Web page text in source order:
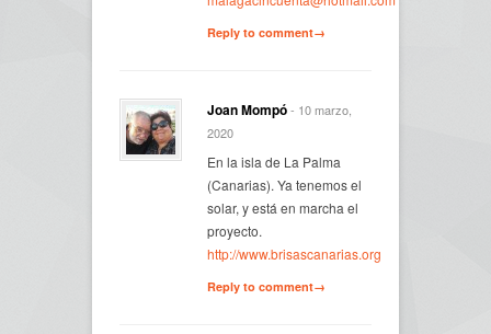
Reply to comment→
Joan Mompó- 10 marzo,
2020
En la isla de La Palma
(Canarias). Ya tenemos el
solar, y está en marcha el
proyecto.
http://www.brisascanarias.org
Reply to comment→